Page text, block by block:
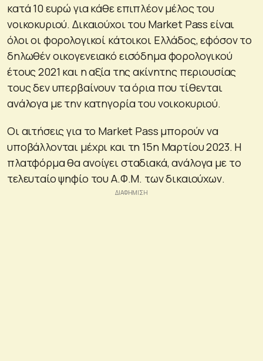
κατά 10 ευρώ για κάθε επιπλέον μέλος του
νοικοκυριού. Δικαιούχοι του Market Pass είναι
όλοι οι φορολογικοί κάτοικοι Ελλάδος, εφόσον το
δηλωθέν οικογενειακό εισόδημα φορολογικού
έτους 2021 και η αξία της ακίνητης περιουσίας
τους δεν υπερβαίνουν τα όρια που τίθενται
ανάλογα με την κατηγορία του νοικοκυριού.
Οι αιτήσεις για το Market Pass μπορούν να
υποβάλλονται μέχρι και τη 15η Μαρτίου 2023. Η
πλατφόρμα θα ανοίγει σταδιακά, ανάλογα με το
τελευταίο ψηφίο του Α.Φ.Μ. των δικαιούχων.